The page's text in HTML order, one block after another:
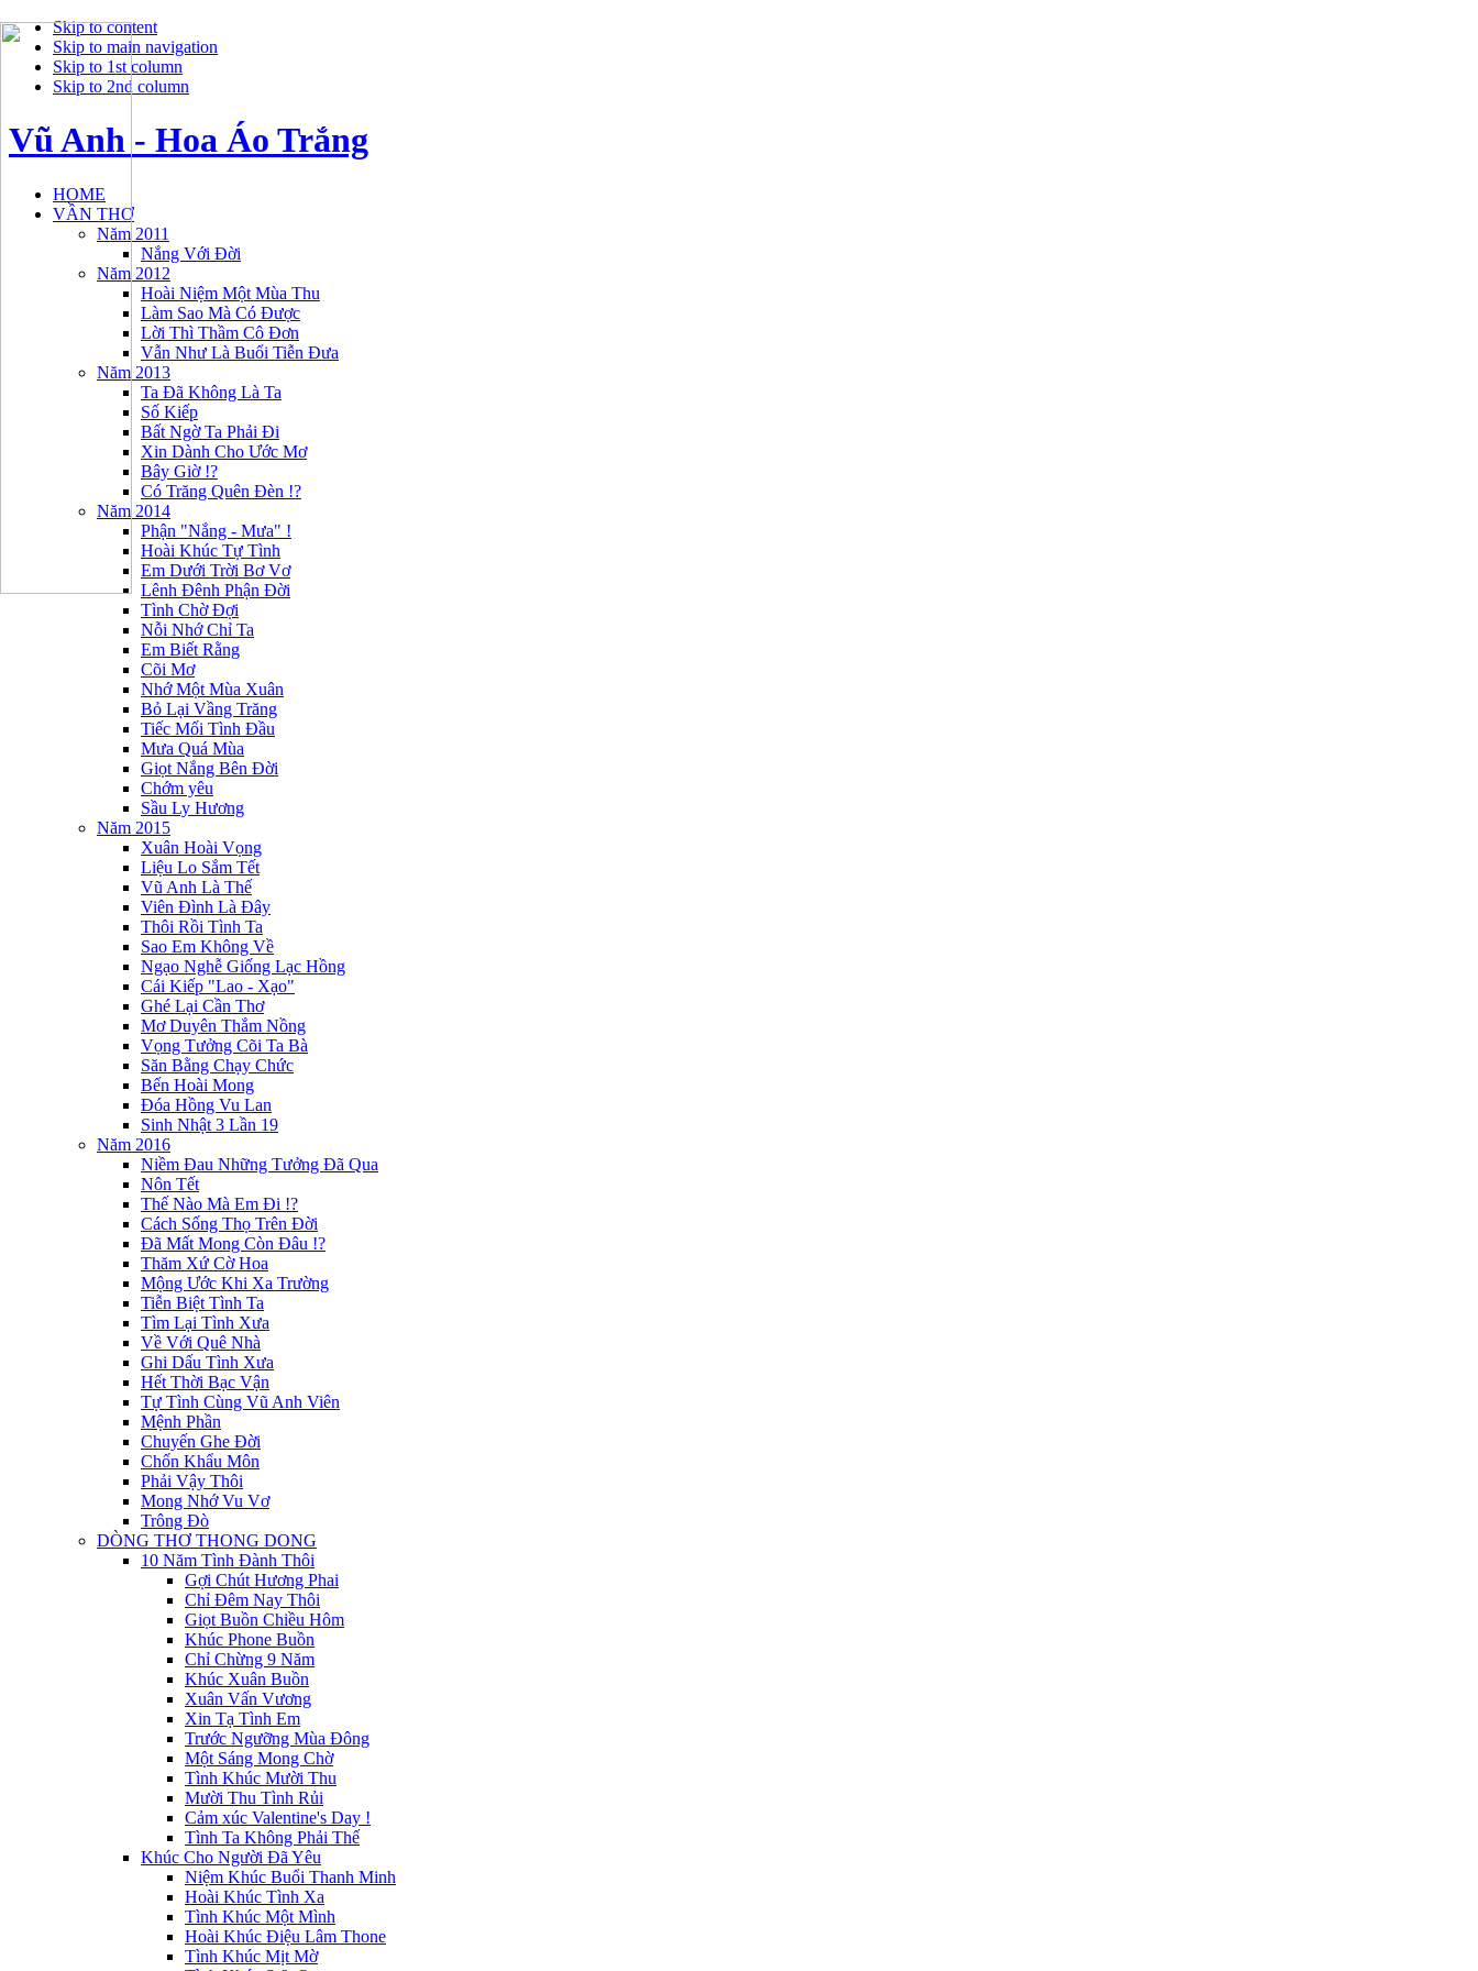
Skip to content
Skip to main navigation
Skip to 1st column
Skip to 2nd column
Vũ Anh - Hoa Áo Trắng
HOME
VẦN THƠ
Năm 2011
Nắng Với Đời
Năm 2012
Hoài Niệm Một Mùa Thu
Làm Sao Mà Có Được
Lời Thì Thầm Cô Đơn
Vẫn Như Là Buổi Tiễn Đưa
Năm 2013
Ta Đã Không Là Ta
Số Kiếp
Bất Ngờ Ta Phải Đi
Xin Dành Cho Ước Mơ
Bây Giờ !?
Có Trăng Quên Đèn !?
Năm 2014
Phận "Nắng - Mưa" !
Hoài Khúc Tự Tình
Em Dưới Trời Bơ Vơ
Lênh Đênh Phận Đời
Tình Chờ Đợi
Nỗi Nhớ Chỉ Ta
Em Biết Rằng
Cõi Mơ
Nhớ Một Mùa Xuân
Bỏ Lại Vầng Trăng
Tiếc Mối Tình Đầu
Mưa Quá Mùa
Giọt Nắng Bên Đời
Chớm yêu
Sầu Ly Hương
Năm 2015
Xuân Hoài Vọng
Liệu Lo Sắm Tết
Vũ Anh Là Thế
Viên Đình Là Đây
Thôi Rồi Tình Ta
Sao Em Không Về
Ngạo Nghễ Giống Lạc Hồng
Cái Kiếp "Lao - Xạo"
Ghé Lại Cần Thơ
Mơ Duyên Thắm Nồng
Vọng Tưởng Cõi Ta Bà
Săn Bằng Chạy Chức
Bến Hoài Mong
Đóa Hồng Vu Lan
Sinh Nhật 3 Lần 19
Năm 2016
Niềm Đau Những Tưởng Đã Qua
Nôn Tết
Thế Nào Mà Em Đi !?
Cách Sống Thọ Trên Đời
Đã Mất Mong Còn Đâu !?
Thăm Xứ Cờ Hoa
Mộng Ước Khi Xa Trường
Tiễn Biệt Tình Ta
Tìm Lại Tình Xưa
Về Với Quê Nhà
Ghi Dấu Tình Xưa
Hết Thời Bạc Vận
Tự Tình Cùng Vũ Anh Viên
Mệnh Phần
Chuyến Ghe Đời
Chốn Khẩu Môn
Phải Vậy Thôi
Mong Nhớ Vu Vơ
Trông Đò
DÒNG THƠ THONG DONG
10 Năm Tình Đành Thôi
Gợi Chút Hương Phai
Chỉ Đêm Nay Thôi
Giọt Buồn Chiều Hôm
Khúc Phone Buồn
Chỉ Chừng 9 Năm
Khúc Xuân Buồn
Xuân Vấn Vương
Xin Tạ Tình Em
Trước Ngưỡng Mùa Đông
Một Sáng Mong Chờ
Tình Khúc Mười Thu
Mười Thu Tình Rủi
Cảm xúc Valentine's Day !
Tình Ta Không Phải Thế
Khúc Cho Người Đã Yêu
Niệm Khúc Buổi Thanh Minh
Hoài Khúc Tình Xa
Tình Khúc Một Mình
Hoài Khúc Điệu Lâm Thone
Tình Khúc Mịt Mờ